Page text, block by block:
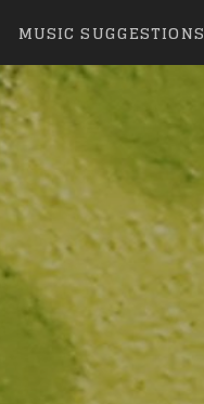
MUSIC SUGGESTIONS